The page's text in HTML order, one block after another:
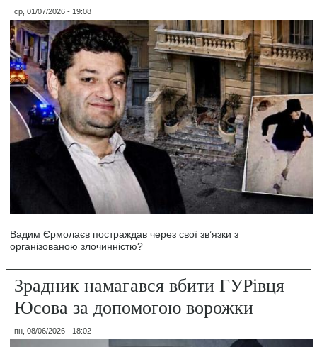
ср, 01/07/2026 - 19:08
Вадим Єрмолаєв постраждав через свої зв’язки з
організованою злочинністю?
Зрадник намагався вбити ГУРівця
Юсова за допомогою ворожки
пн, 08/06/2026 - 18:02